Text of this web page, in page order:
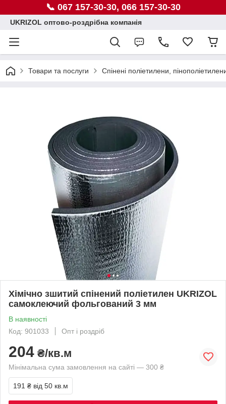
📞 067 157-30-30, 066 157-30-30
UKRIZOL оптово-роздрібна компанія
Товари та послуги Спінені поліетилени,
Хімічно зшитий спінений поліетилен UKRIZOL
самоклеючий фольгований 3 мм
В наявності
Код: 901033
Опт і роздріб
204 ₴/кв.м
Мінімальна сума замовлення на сайті — 300 ₴
191 ₴ від 50 кв.м